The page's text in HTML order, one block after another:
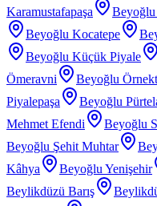
Karamustafapaşa
Beyoğlu
Beyoğlu Kocatepe
Beyoğlu Küçük Piyale
Ömeravni
Beyoğlu
Piyalepaşa
Beyoğlu
Mehmet Efendi
Beyoğlu
Beyoğlu Şehit Muhtar
Kâhya
Beyoğlu Yenişehir
Beylikdüzü Barış